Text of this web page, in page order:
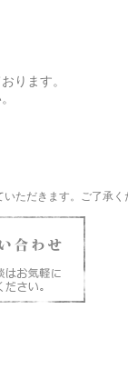
ります。
ただきます。ご了承く